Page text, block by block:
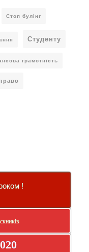
Стоп булінг
Студенту
грамотність
!